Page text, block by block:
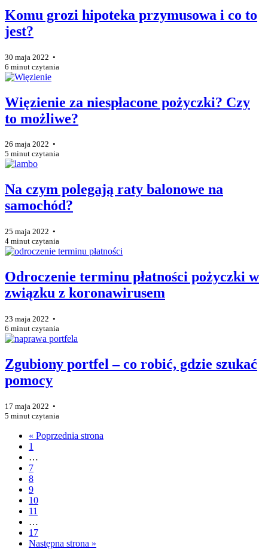
Komu grozi hipoteka przymusowa i co to
jest?
30 maja 2022 •
6 minut czytania
Więzienie za niespłacone pożyczki? Czy
to możliwe?
26 maja 2022 •
5 minut czytania
Na czym polegają raty balonowe na
samochód?
25 maja 2022 •
4 minut czytania
Odroczenie terminu płatności pożyczki w
związku z koronawirusem
23 maja 2022 •
6 minut czytania
Zgubiony portfel – co robić, gdzie szukać
pomocy
17 maja 2022 •
5 minut czytania
« Poprzednia strona
1
…
7
8
9
10
11
…
17
Następna strona »